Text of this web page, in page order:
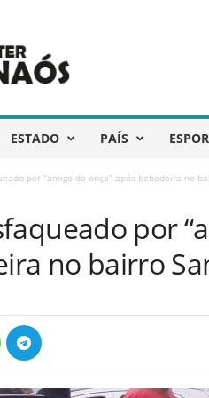
ESTADO PAÍS
por “amigo da onça” após bebedeira no
por
no bairro